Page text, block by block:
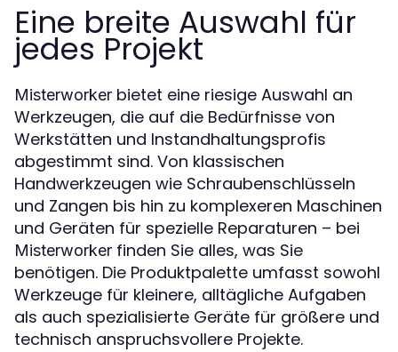
Eine breite Auswahl für
jedes Projekt
Misterworker bietet eine riesige Auswahl an
Werkzeugen, die auf die Bedürfnisse von
Werkstätten und Instandhaltungsprofis
abgestimmt sind. Von klassischen
Handwerkzeugen wie Schraubenschlüsseln
und Zangen bis hin zu komplexeren Maschinen
und Geräten für spezielle Reparaturen – bei
Misterworker finden Sie alles, was Sie
benötigen. Die Produktpalette umfasst sowohl
Werkzeuge für kleinere, alltägliche Aufgaben
als auch spezialisierte Geräte für größere und
technisch anspruchsvollere Projekte.